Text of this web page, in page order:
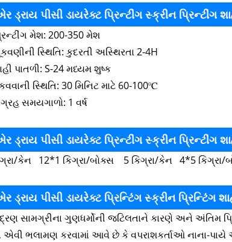
ડ્રાય પીસી ડાયરેક્ટ પ્રિન્ટીંગ સ્ક્રીન પ્રિન્ટીંગ
મેશ: 200-350 મેશ
સ્થિતિ: કુદરતી અસ્થિરતા 2-4H
પાતળી: S-24 મધ્યમ શુષ્ક
સ્થિતિ: 30 મિનિટ માટે 60-100℃
સમયગાળો: 1 વર્ષ
ડ્રાય પીસી ડાયરેક્ટ પ્રિન્ટીંગ સ્ક્રીન પ્રિન્ટીંગ
કેન 12*1 કિગ્રા/બોક્સ 5 કિગ્રા/કેન 4*5 કિગ્રા/
ડ્રાય પીસી ડાયરેક્ટ પ્રિન્ટિંગ સ્ક્રીન પ્રિન્ટિંગ
સામગ્રીના ગુણધર્મોની જટિલતાને કારણે અને અંતિમ
એવી ભલામણ કરવામાં આવે છે કે વપરાશકર્તાઓ નાના-